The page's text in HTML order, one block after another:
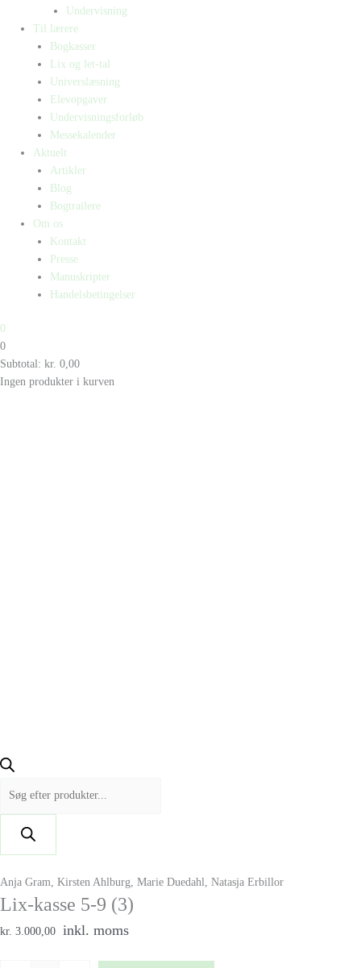
Undervisning
Til lærere
Bogkasser
Lix og let-tal
Universlæsning
Elevopgaver
Undervisningsforløb
Messekalender
Aktuelt
Artikler
Blog
Bogtrailere
Om os
Kontakt
Presse
Manuskripter
Handelsbetingelser
0
0
Subtotal: kr. 0,00
Ingen produkter i kurven
Anja Gram, Kirsten Ahlburg, Marie Duedahl, Natasja Erbillor
Lix-kasse 5-9 (3)
kr. 3.000,00 inkl. moms